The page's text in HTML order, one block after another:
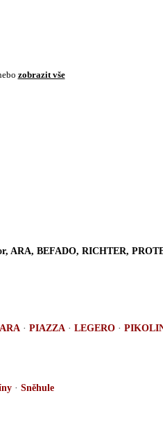
zobrazit vše
ARA, BEFADO, RICHTER,
· PIAZZA · LEGERO ·
· Sněhule